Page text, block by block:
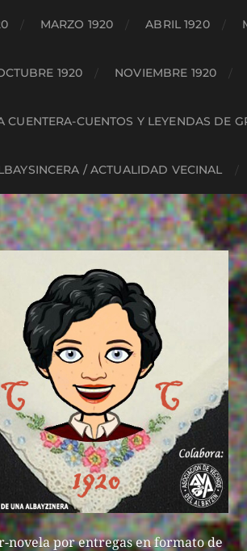
MARZO 1920 ABRIL 1920
1920 NOVIEMBRE 1920
CUENTERA-CUENTOS Y LEYENDAS DE
/ ACTUALIDAD VECINAL
novela por entregas en formato de